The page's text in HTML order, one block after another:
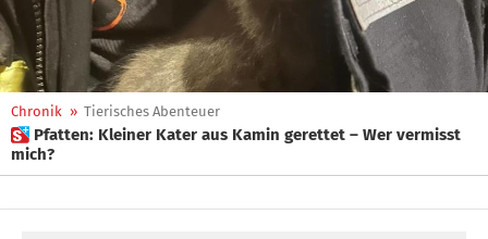
Chronik » Tierisches Abenteuer
 Pfatten: Kleiner Kater aus Kamin gerettet – Wer vermisst
mich?